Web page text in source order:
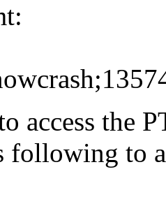
access the
following to